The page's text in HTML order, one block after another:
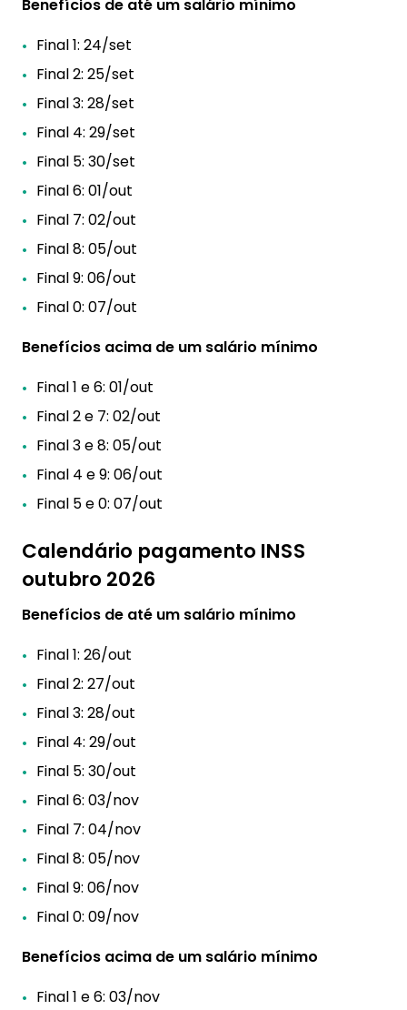
Benefícios de até um salário mínimo
Final 1: 24/set
Final 2: 25/set
Final 3: 28/set
Final 4: 29/set
Final 5: 30/set
Final 6: 01/out
Final 7: 02/out
Final 8: 05/out
Final 9: 06/out
Final 0: 07/out
Benefícios acima de um salário mínimo
Final 1 e 6: 01/out
Final 2 e 7: 02/out
Final 3 e 8: 05/out
Final 4 e 9: 06/out
Final 5 e 0: 07/out
Calendário pagamento INSS
outubro 2026
Benefícios de até um salário mínimo
Final 1: 26/out
Final 2: 27/out
Final 3: 28/out
Final 4: 29/out
Final 5: 30/out
Final 6: 03/nov
Final 7: 04/nov
Final 8: 05/nov
Final 9: 06/nov
Final 0: 09/nov
Benefícios acima de um salário mínimo
Final 1 e 6: 03/nov